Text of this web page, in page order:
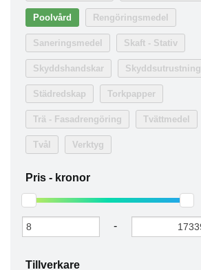
Poolvård Rengöringsmedel
Saneringsmedel Skaft - Stativ
Skyddshandskar Skyddsutrustning
Städredskap Torkpapper
Trä - Fasadrengöring Tvättmedel
Tvål Verktyg
Pris - kronor
-
Tillverkare